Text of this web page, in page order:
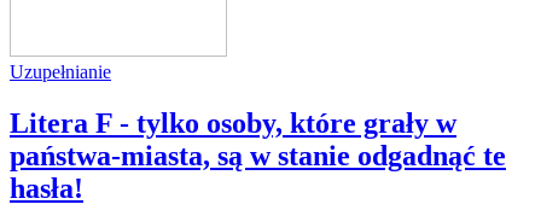
Uzupełnianie
Litera F - tylko osoby, które grały w
państwa-miasta, są w stanie odgadnąć te
hasła!